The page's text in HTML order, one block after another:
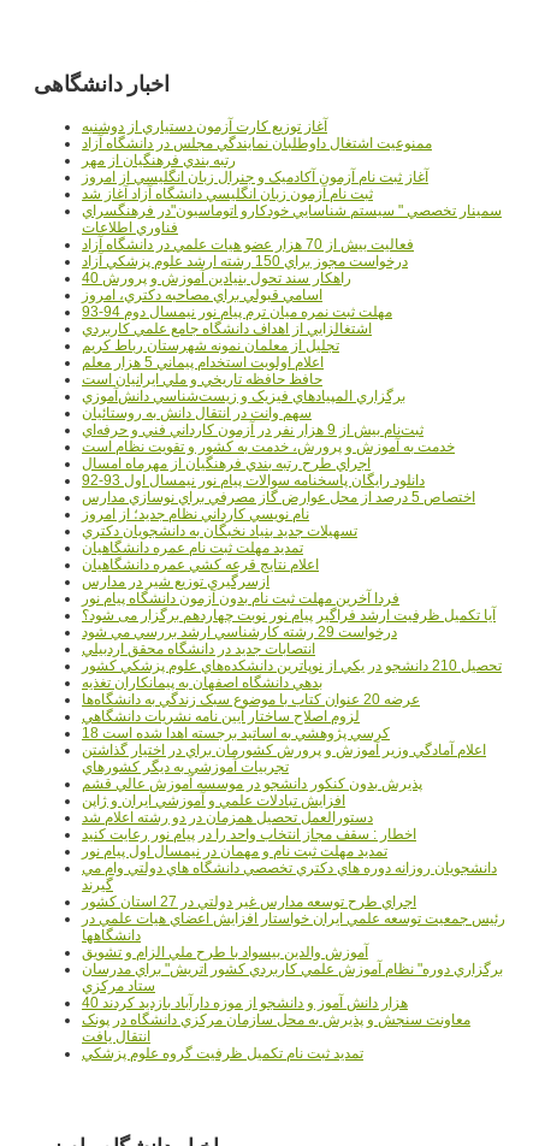
اخبار دانشگاهی
آغاز توزيع کارت آزمون دستياري از دوشنبه
ممنوعيت اشتغال داوطلبان نمايندگي مجلس در دانشگاه آزاد
رتبه بندي فرهنگيان از مهر
آغاز ثبت نام آزمون آکادميک و جنرال زبان انگليسي از امروز
ثبت نام آزمون زبان انگليسي دانشگاه آزاد آغاز شد
سمينار تخصصي " سيستم شناسايي خودکارو اتوماسيون"در فرهنگسراي
فناوري اطلاعات
فعاليت بيش از 70 هزار عضو هيات علمي در دانشگاه آزاد
درخواست مجوز براي 150 رشته ارشد علوم پزشکي آزاد
40 راهکار سند تحول بنيادين آموزش و پرورش
اسامي قبولي براي مصاحبه دکتري، امروز
مهلت ثبت نمره میان ترم پیام نور نیمسال دوم 94-93
اشتغالزايي از اهداف دانشگاه جامع علمي کاربردي
تجليل از معلمان نمونه شهرستان رباط کريم
اعلام اولويت استخدام پيماني 5 هزار معلم
حافظ حافظه تاريخي و ملي ايرانيان است
برگزاري المپيادهاي فيزيک و زيست‌شناسي دانش‌آموزي
سهم وانت در انتقال دانش به روستائيان
ثبت‌نام بيش از 9 هزار نفر در آزمون کارداني فني و حرفه‌اي
خدمت به آموزش و پرورش، خدمت به کشور و تقويت نظام است
اجراي طرح رتبه بندي فرهنگيان از مهرماه امسال
دانلود رایگان پاسخنامه سوالات پیام نور نیمسال اول 93-92
اختصاص 5 درصد از محل عوارض گاز مصرفي براي نوسازي مدارس
نام نويسي کارداني نظام جديد؛ از امروز
تسهيلات جديد بنياد نخبگان به دانشجويان دکتري
تمديد مهلت ثبت نام عمره دانشگاهيان
اعلام نتايج قرعه کشي عمره دانشگاهيان
ازسرگيري توزيع شير در مدارس
فردا آخرین مهلت ثبت نام بدون آزمون دانشگاه پیام نور
آیا تکمیل ظرفیت ارشد فراگیر پیام نور نوبت چهاردهم برگزار می شود؟
درخواست 29 رشته کارشناسي ارشد بررسي مي شود
انتصابات جديد در دانشگاه محقق اردبيلي
تحصيل 210 دانشجو در يکي از نوپاترين دانشکده‌هاي علوم پزشکي کشور
بدهي دانشگاه اصفهان به پيمانکاران تغذيه
عرضه 20 عنوان کتاب با موضوع سبک زندگي به دانشگاه‌ها
لزوم اصلاح ساختار آيين نامه نشريات دانشگاهي
18 کرسي پژوهشي به اساتيد برجسته اهدا شده است
اعلام آمادگي وزير آموزش و پرورش کشورمان براي در اختيار گذاشتن
تجربيات آموزشي به ديگر کشورهاي
پذيرش بدون کنکور دانشجو در موسسه آموزش عالي قشم
افزايش تبادلات علمي و آموزشي ايران و ژاپن
دستورالعمل تحصیل همزمان در دو رشته اعلام شد
اخطار : سقف مجاز انتخاب واحد را در پیام نور رعایت کنید
تمدید مهلت ثبت نام و مهمان در نیمسال اول پیام نور
دانشجويان روزانه دوره هاي دكتري تخصصي دانشگاه هاي دولتي وام مي
گيرند
اجراي طرح توسعه مدارس غير دولتي در 27 استان کشور
رئيس جمعيت توسعه علمي ايران خواستار افزايش اعضاي هيات علمي در
دانشگاهها
آموزش والدين بيسواد با طرح ملي الزام و تشويق
برگزاري دوره" نظام آموزش علمي كاربردي كشور اتريش" براي مدرسان
ستاد مرکزي
40 هزار دانش آموز و دانشجو از موزه دارآباد بازديد کردند
معاونت سنجش و پذيرش به محل سازمان مرکزي دانشگاه در پونک
انتقال يافت
تمديد ثبت نام تکميل ظرفيت گروه علوم پزشکي